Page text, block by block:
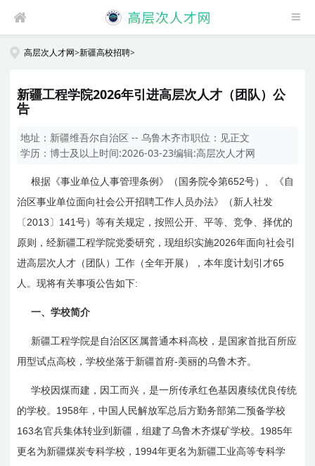
高层次人才网>新疆高校招聘>
新疆工程学院2026年引进高层次人才（团队）公
告
地址： 新疆维吾尔自治区 -- 乌鲁木齐市职位： 见正文
学历：博士及以上时间:2026-03-23编辑:高层次人才网
根据《事业单位人事管理条例》（国务院令第652号）、《自
治区事业单位面向社会公开招聘工作人员办法》（新人社发
〔 2013 〕 141号）等有关规定，按照公开、平等、竞争、择优的
原则，经新疆工程学院党委研究，现组织实施2026年面向社会引
进高层次人才（团队）工作（全年开展），本年度计划引才65
人。现将有关事项公告如下:
一、学校简介
新疆工程学院是自治区区属普通本科高校，是国家首批百所应
用型试点高校，学校坐落于新疆首府-美丽的乌鲁木齐。
学校因煤而建，因工而兴，是一所传承红色基因赓续优良传统
的学校。 1958年，中国人民解放军总后方勤务部第二预备学校
163名官兵集体转业到新疆，组建了乌鲁木齐煤矿学校。 1985年
更名为新疆煤炭专科学校， 1994年更名为新疆工业高等专科学